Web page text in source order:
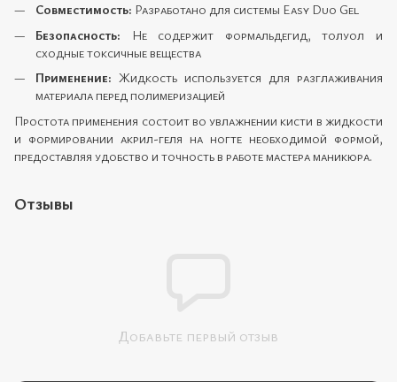
Совместимость: Разработано для системы Easy Duo Gel
Безопасность: Не содержит формальдегид, толуол и
сходные токсичные вещества
Применение: Жидкость используется для разглаживания
материала перед полимеризацией
Простота применения состоит во увлажнении кисти в жидкости
и формировании акрил-геля на ногте необходимой формой,
предоставляя удобство и точность в работе мастера маникюра.
Отзывы
Добавьте первый отзыв